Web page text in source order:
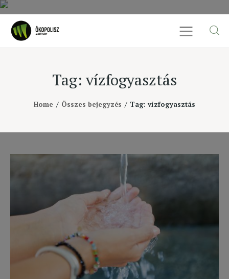
Tag: vízfogyasztás
Home Összes bejegyzés Tag: vízfogyasztás
Rólunk
Cikkek
SDG célok
Kapcsolat
Adatkezelés